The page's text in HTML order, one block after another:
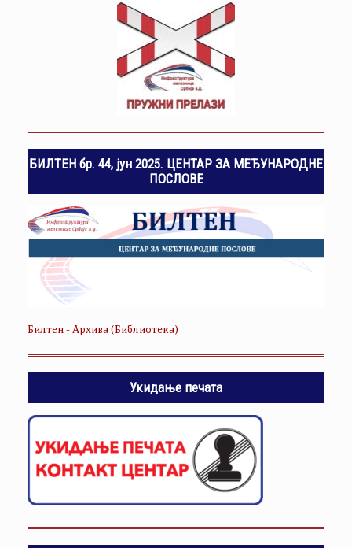
БИЛТЕН бр. 44, јун 2025. ЦЕНТАР ЗА МЕЂУНАРОДНЕ
ПОСЛОВЕ
Билтен - Архива (Библиотека)
Укидање печата